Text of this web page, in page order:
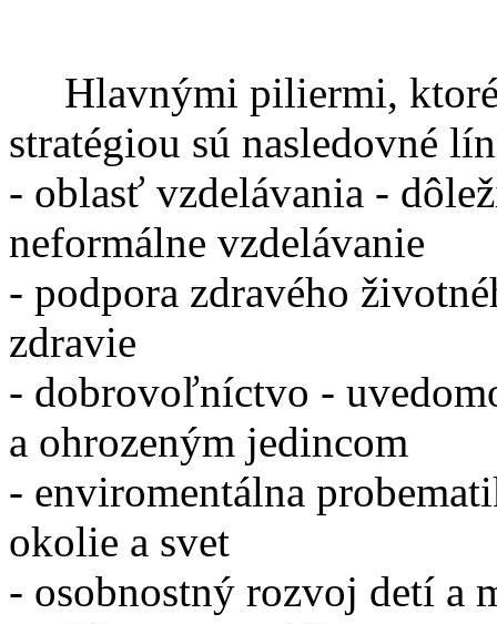
Hlavnými piliermi, ktoré
stratégiou sú nasledovné
- oblasť vzdelávania -
neformálne vzdelávanie
- podpora zdravého
zdravie
- dobrovoľníctvo -
a ohrozeným jedincom
- enviromentálna
okolie a svet
- osobnostný rozvoj detí a